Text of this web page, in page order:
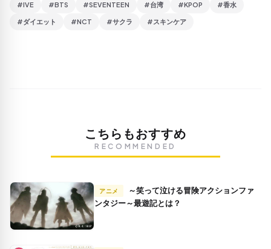
#IVE #BTS #SEVENTEEN #台湾 #KPOP #香水
#ダイエット #NCT #サクラ #スキンケア
こちらもおすすめ
RECOMMENDED
アニメ
ンタジー～最遊記とは？